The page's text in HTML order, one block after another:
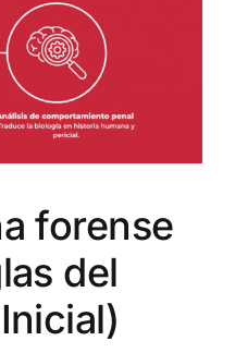
forense
del